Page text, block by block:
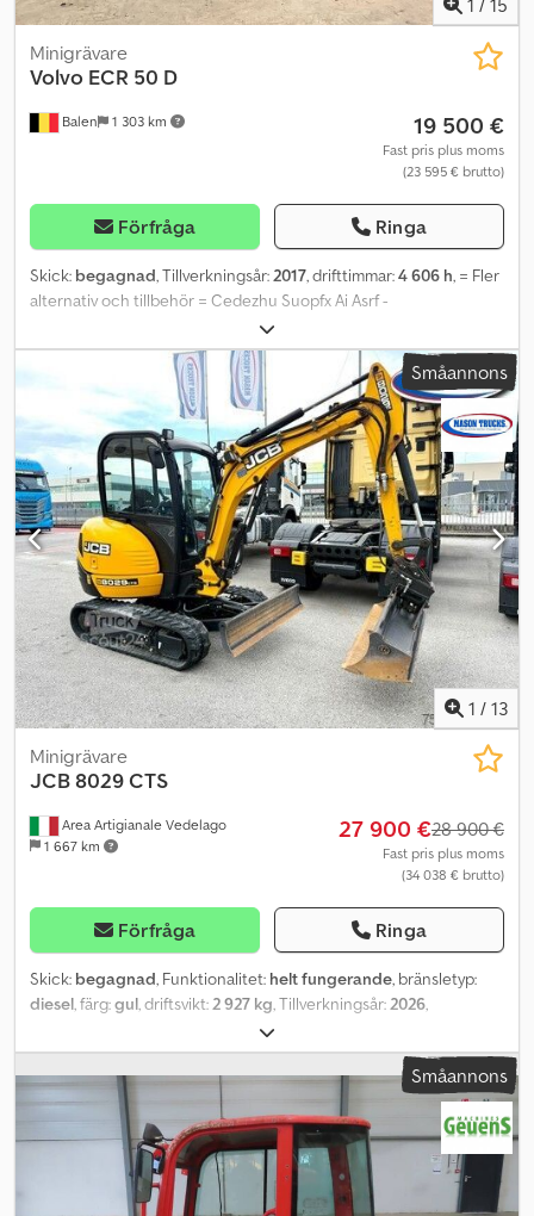
1 / 15
Balen 1 303 km
Minigrävare
Volvo ECR 50 D
19 500 €
Fast pris plus moms
(23 595 € brutto)
Förfråga Ringa
Skick: begagnad, Tillverkningsår:2017, drifttimmar:4 606 h, = Fler
alternativ och tillbehör = Cedezhu Suopfx Ai Asrf -
Planeringsskopa - Snabbfäste - Standard grävskopa = Ytterligare
information = Drivning: Band Egenvikt: 4 950 kg Kontakta Geert
Geuens för mer information.
Småannons
1 / 13
Area Artigianale Vedelago
1 667 km
Minigrävare
JCB8029 CTS
27 900 €28 900 €
Fast pris plus moms
(34 038 € brutto)
Förfråga Ringa
Skick: begagnad, Funktionalitet: helt fungerande, bränsletyp:
diesel, färg:gul, driftsvikt:2 927 kg, Tillverkningsår:2026,
extra strålkastare, gummilarver,
hytt, luftkonditionering, JCB 8029 CTS Årsmodell 2021, 300
arbetstimmar, driftsvikt 2927 kg. Kompakt minigrävare med stängd
hytt utrustad med klimatanläggning och uppvärmning,
joystickstyrning, gummilar. Frontmonterad planskopa, snabbfäste,
extra hydraulledningar för hydraulhammare, 1 st tiltbar dikesskopa
med hydraulkolv, 2 st grävskopor. Cjdpfx Aeyy U Sboi Aerf
PERKINS-motor på 24 hk. MASON TRUCKS Via Vicenza 31
Småannons